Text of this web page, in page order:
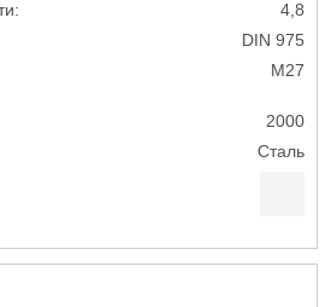
4,8
DIN 975
М27
2000
Сталь